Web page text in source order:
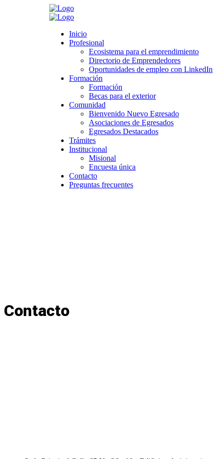
Inicio
Profesional
Ecosistema para el emprendimiento
Directorio de Emprendedores
Oportunidades de empleo con LinkedIn
Formación
Formación
Becas para el exterior
Comunidad
Bienvenido Nuevo Egresado
Asociaciones de Egresados
Egresados Destacados
Trámites
Institucional
Misional
Encuesta única
Contacto
Preguntas frecuentes
Ecosistema para el emprendimiento
Directorio de Emprendedores
Oportunidades de empleo con LinkedIn
Becas para el exterior
Bienvenido Nuevo Egresado
Asociaciones de Egresados
Egresados Destacados
Institucional
Encuesta única
Preguntas frecuentes
Contacto